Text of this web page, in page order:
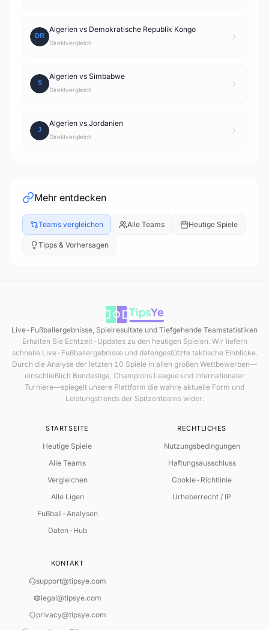
Algerien vs Demokratische Republik Kongo
Direktvergleich
Algerien vs Simbabwe
Direktvergleich
Algerien vs Jordanien
Direktvergleich
Mehr entdecken
Teams vergleichen Alle Teams Heutige Spiele
Tipps & Vorhersagen
Live-Fußballergebnisse, Spielresultate und Tiefgehende Teamstatistiken
Erhalten Sie Echtzeit-Updates zu den heutigen Spielen. Wir liefern
schnelle Live-Fußballergebnisse und datengestützte taktische Einblicke.
Durch die Analyse der letzten 10 Spiele in allen großen Wettbewerben—
einschließlich Bundesliga, Champions League und internationaler
Turniere—spiegelt unsere Plattform die wahre aktuelle Form und
Leistungstrends der Spitzenteams wider.
STARTSEITE
Heutige Spiele
Alle Teams
Vergleichen
Alle Ligen
Fußball-Analysen
Daten-Hub
RECHTLICHES
Nutzungsbedingungen
Haftungsausschluss
Cookie-Richtlinie
Urheberrecht / IP
KONTAKT
support@tipsye.com
legal@tipsye.com
privacy@tipsye.com